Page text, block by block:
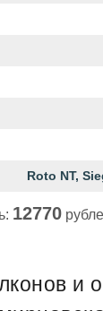
Roto NT,
12770
и